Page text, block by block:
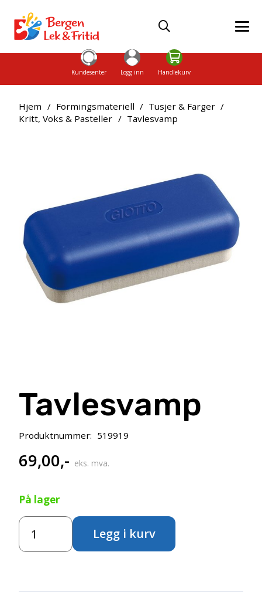
Kundesenter Logg inn Handlekurv
Hjem / Formingsmateriell / Tusjer & Farger /
Kritt, Voks & Pasteller / Tavlesvamp
Tavlesvamp
Produktnummer: 519919
69,00,- eks. mva.
På lager
Tavlesvamp
antall
Legg i kurv